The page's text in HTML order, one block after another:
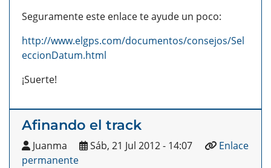
Seguramente este enlace te ayude un poco:
http://www.elgps.com/documentos/consejos/Sel
eccionDatum.html
¡Suerte!
Afinando el track
Juanma Sáb, 21 Jul 2012 - 14:07
Enlace
permanente